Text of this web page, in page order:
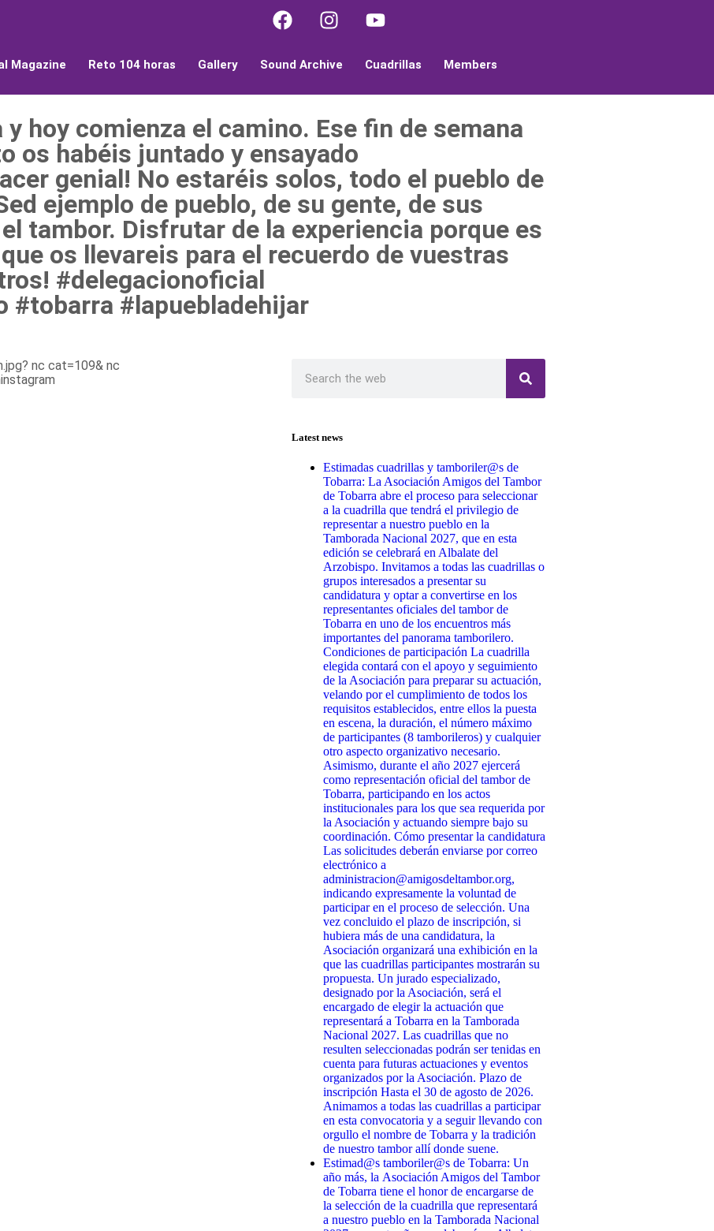
Magazine Reto 104 horas Gallery Sound Archive Cuadrillas Members
y hoy comienza el camino. Ese fin de semana
os habéis juntado y ensayado
genial! No estaréis solos, todo el pueblo de
ejemplo de pueblo, de su gente, de sus
tambor. Disfrutar de la experiencia porque es
os llevareis para el recuerdo de vuestras
#delegacionoficial
#tobarra #lapuebladehijar
Latest news
Estimadas cuadrillas y tamboriler@s de
Tobarra: La Asociación Amigos del Tambor
de Tobarra abre el proceso para seleccionar
a la cuadrilla que tendrá el privilegio de
representar a nuestro pueblo en la
Tamborada Nacional 2027, que en esta
edición se celebrará en Albalate del
Arzobispo. Invitamos a todas las cuadrillas o
grupos interesados a presentar su
candidatura y optar a convertirse en los
representantes oficiales del tambor de
Tobarra en uno de los encuentros más
importantes del panorama tamborilero.
Condiciones de participación La cuadrilla
elegida contará con el apoyo y seguimiento
de la Asociación para preparar su actuación,
velando por el cumplimiento de todos los
requisitos establecidos, entre ellos la puesta
en escena, la duración, el número máximo
de participantes (8 tamborileros) y cualquier
otro aspecto organizativo necesario.
Asimismo, durante el año 2027 ejercerá
como representación oficial del tambor de
Tobarra, participando en los actos
institucionales para los que sea requerida por
la Asociación y actuando siempre bajo su
coordinación. Cómo presentar la candidatura
Las solicitudes deberán enviarse por correo
electrónico a
administracion@amigosdeltambor.org,
indicando expresamente la voluntad de
participar en el proceso de selección. Una
vez concluido el plazo de inscripción, si
hubiera más de una candidatura, la
Asociación organizará una exhibición en la
que las cuadrillas participantes mostrarán su
propuesta. Un jurado especializado,
designado por la Asociación, será el
encargado de elegir la actuación que
representará a Tobarra en la Tamborada
Nacional 2027. Las cuadrillas que no
resulten seleccionadas podrán ser tenidas en
cuenta para futuras actuaciones y eventos
organizados por la Asociación. Plazo de
inscripción Hasta el 30 de agosto de 2026.
Animamos a todas las cuadrillas a participar
en esta convocatoria y a seguir llevando con
orgullo el nombre de Tobarra y la tradición
de nuestro tambor allí donde suene.
Estimad@s tamboriler@s de Tobarra: Un
año más, la Asociación Amigos del Tambor
de Tobarra tiene el honor de encargarse de
la selección de la cuadrilla que representará
a nuestro pueblo en la Tamborada Nacional